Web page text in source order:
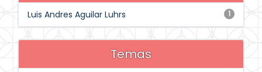
1
Luis Andres Aguilar Luhrs
Temas